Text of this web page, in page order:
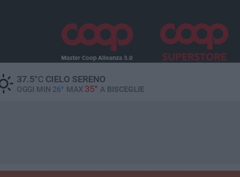
37.5°CCIELO SERENO
OGGI MIN 26° MAX 35° A BISCEGLIE